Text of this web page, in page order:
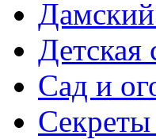
Детская
Сад и
Секреты